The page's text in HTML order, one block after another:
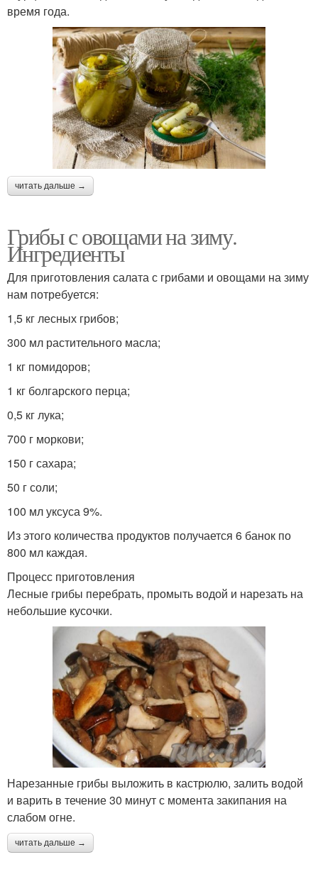
время года.
читать дальше →
Грибы с овощами на зиму.
Ингредиенты
Для приготовления салата с грибами и овощами на зиму
нам потребуется:
1,5 кг лесных грибов;
300 мл растительного масла;
1 кг помидоров;
1 кг болгарского перца;
0,5 кг лука;
700 г моркови;
150 г сахара;
50 г соли;
100 мл уксуса 9%.
Из этого количества продуктов получается 6 банок по
800 мл каждая.
Процесс приготовления
Лесные грибы перебрать, промыть водой и нарезать на
небольшие кусочки.
Нарезанные грибы выложить в кастрюлю, залить водой
и варить в течение 30 минут с момента закипания на
слабом огне.
читать дальше →